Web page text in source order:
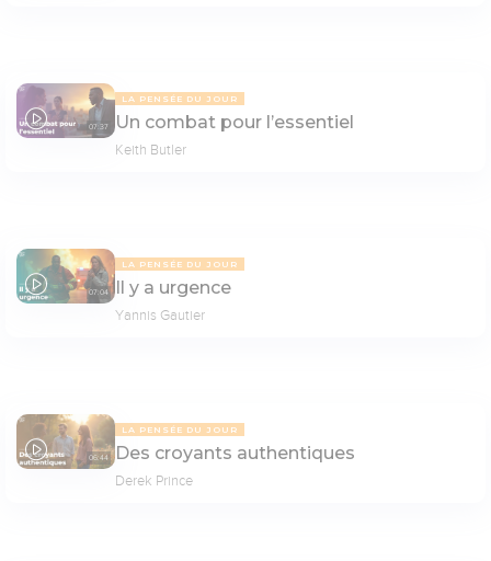
07:37
LA PENSÉE DU JOUR
Un combat pour l’essentiel
Keith Butler
07:04
LA PENSÉE DU JOUR
Il y a urgence
Yannis Gautier
06:44
LA PENSÉE DU JOUR
Des croyants authentiques
Derek Prince